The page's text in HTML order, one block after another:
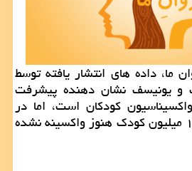
ما، داده های انتشار یافته توسط
و یونیسف نشان دهنده پیشرفت
کودکان است، اما در
سطح جهان، بیشتر از ۱۴ میلیون کودک هنوز واکسینه نشده